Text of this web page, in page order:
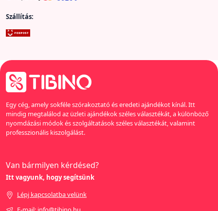
Szállítás:
Egy cég, amely sokféle szórakoztató és eredeti ajándékot kínál. Itt
mindig megtalálod az üzleti ajándékok széles választékát, a különböző
nyomdázási módok és szolgáltatások széles választékát, valamint
professzionális kiszolgálást.
Van bármilyen kérdésed?
Itt vagyunk, hogy segítsünk
Lépj kapcsolatba velünk